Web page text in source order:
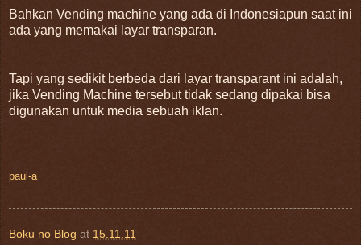
Bahkan Vending machine yang ada di Indonesiapun saat ini
ada yang memakai layar transparan.
Tapi yang sedikit berbeda dari layar transparant ini adalah,
jika Vending Machine tersebut tidak sedang dipakai bisa
digunakan untuk media sebuah iklan.
paul-a
Boku no Blog at 15.11.11